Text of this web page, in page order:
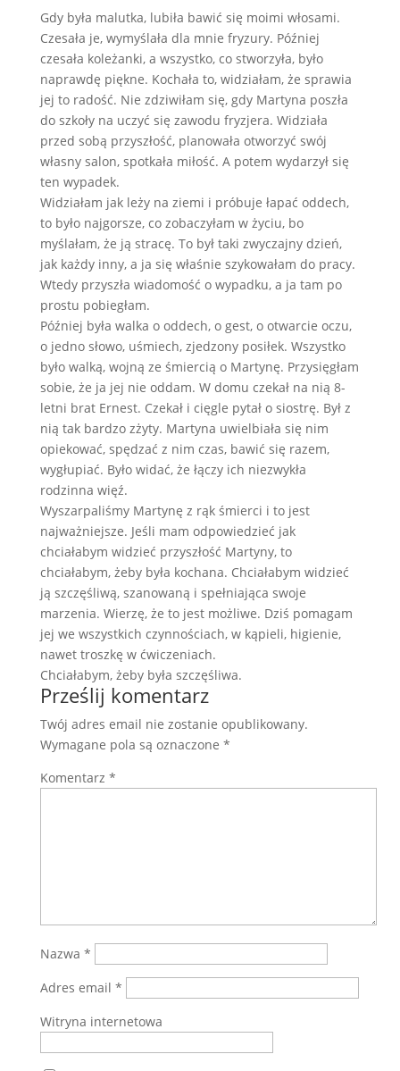
Gdy była malutka, lubiła bawić się moimi włosami.
Czesała je, wymyślała dla mnie fryzury. Później
czesała koleżanki, a wszystko, co stworzyła, było
naprawdę piękne. Kochała to, widziałam, że sprawia
jej to radość. Nie zdziwiłam się, gdy Martyna poszła
do szkoły na uczyć się zawodu fryzjera. Widziała
przed sobą przyszłość, planowała otworzyć swój
własny salon, spotkała miłość. A potem wydarzył się
ten wypadek.
Widziałam jak leży na ziemi i próbuje łapać oddech,
to było najgorsze, co zobaczyłam w życiu, bo
myślałam, że ją stracę. To był taki zwyczajny dzień,
jak każdy inny, a ja się właśnie szykowałam do pracy.
Wtedy przyszła wiadomość o wypadku, a ja tam po
prostu pobiegłam.
Później była walka o oddech, o gest, o otwarcie oczu,
o jedno słowo, uśmiech, zjedzony posiłek. Wszystko
było walką, wojną ze śmiercią o Martynę. Przysięgłam
sobie, że ja jej nie oddam. W domu czekał na nią 8-
letni brat Ernest. Czekał i cięgle pytał o siostrę. Był z
nią tak bardzo zżyty. Martyna uwielbiała się nim
opiekować, spędzać z nim czas, bawić się razem,
wygłupiać. Było widać, że łączy ich niezwykła
rodzinna więź.
Wyszarpaliśmy Martynę z rąk śmierci i to jest
najważniejsze. Jeśli mam odpowiedzieć jak
chciałabym widzieć przyszłość Martyny, to
chciałabym, żeby była kochana. Chciałabym widzieć
ją szczęśliwą, szanowaną i spełniająca swoje
marzenia. Wierzę, że to jest możliwe. Dziś pomagam
jej we wszystkich czynnościach, w kąpieli, higienie,
nawet troszkę w ćwiczeniach.
Chciałabym, żeby była szczęśliwa.
Prześlij komentarz
Twój adres email nie zostanie opublikowany.
Wymagane pola są oznaczone *
Komentarz *
Nazwa *
Adres email *
Witryna internetowa